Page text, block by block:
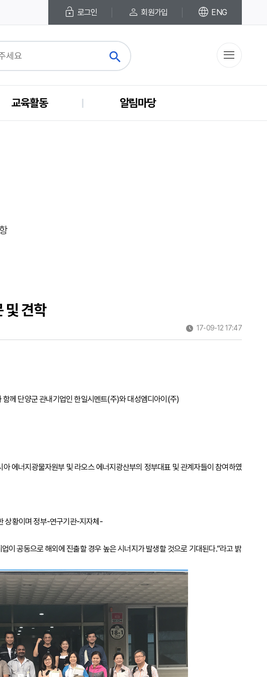
lock_open 로그인 person 회원가입 language ENG
search
menu
교육활동 알림마당
및 견학
17-09-12 17:47
께 단양군 관내기업인 한일시멘트(주)와 대성엠디아이(주)
에너지광물자원부 및 라오스 에너지광산부의 정부대표 및 관계자들이 참여하였으며,
상황이며 정부-연구기관-지자체-
공동으로 해외에 진출할 경우 높은 시너지가 발생할 것으로 기대된다.”라고 밝혔다.